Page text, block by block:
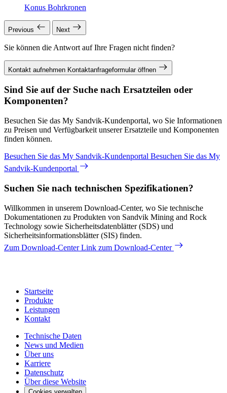
Konus Bohrkronen
Previous Next
Sie können die Antwort auf Ihre Fragen nicht finden?
Kontakt aufnehmen Kontaktanfrageformular öffnen
Sind Sie auf der Suche nach Ersatzteilen oder
Komponenten?
Besuchen Sie das My Sandvik-Kundenportal, wo Sie Informationen
zu Preisen und Verfügbarkeit unserer Ersatzteile und Komponenten
finden können.
Besuchen Sie das My Sandvik-Kundenportal Besuchen Sie das My
Sandvik-Kundenportal
Suchen Sie nach technischen Spezifikationen?
Willkommen in unserem Download-Center, wo Sie technische
Dokumentationen zu Produkten von Sandvik Mining and Rock
Technology sowie Sicherheitsdatenblätter (SDS) und
Sicherheitsinformationsblätter (SIS) finden.
Zum Download-CenterLink zum Download-Center
Startseite
Produkte
Leistungen
Kontakt
Technische Daten
News und Medien
Über uns
Karriere
Datenschutz
Über diese Website
Cookies verwalten